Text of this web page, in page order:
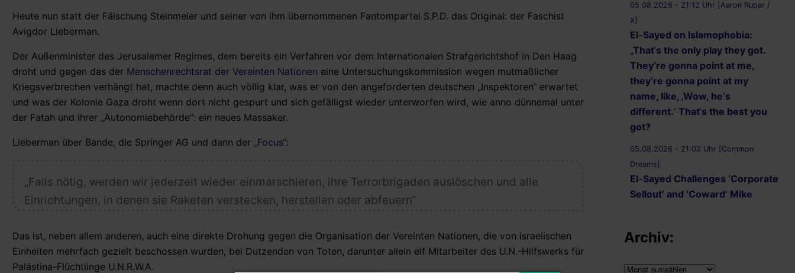
Heute nun statt der Fälschung Steinmeier und seiner von ihm übernommenen Fantompartei S.P.D. das Original: der Faschist
Avigdor Lieberman.
Der Außenminister des Jerusalemer Regimes, dem bereits ein Verfahren vor dem Internationalen Strafgerichtshof in Den Haag
droht und gegen das der Menschenrechtsrat der Vereinten Nationen eine Untersuchungskommission wegen mutmaßlicher
Kriegsverbrechen verhängt hat, machte denn auch völlig klar, was er von den angeforderten deutschen „Inspektoren“ erwartet
und was der Kolonie Gaza droht wenn dort nicht gespurt und sich gefälligst wieder unterworfen wird, wie anno dünnemal unter
der Fatah und ihrer „Autonomiebehörde“: ein neues Massaker.
Lieberman über Bande, die Springer AG und dann der „Focus“:
„Falls nötig, werden wirjederzeit wieder einmarschieren, ihre Terrorbrigaden auslöschen und alle
Einrichtungen, in denen sie Raketen verstecken, herstellen oder abfeuern“
Das ist, neben allem anderen, auch eine direkte Drohung gegen die Organisation der Vereinten Nationen, die von israelischen
Einheiten mehrfach gezielt beschossen wurden, bei Dutzenden von Toten, darunter allein elf Mitarbeiter des U.N.-Hilfswerks für
Palästina-Flüchtlinge U.N.R.W.A.
05.08.2026 - 21:12 Uhr [Aaron Rupar /
X]
El-Sayed on Islamophobia:
„That‘s the only play they got.
They‘re gonna point at me,
they‘re gonna point at my
name, like, ‚Wow, he‘s
different.‘ That‘s the best you
got?
05.08.2026 - 21:03 Uhr [Common
Dreams]
El-Sayed Challenges ‘Corporate
Sellout’ and ‘Coward’ Mike
05.08.2026 - 20:36 Uhr
Dr. Abdul El-Sayed Wins
Archiv:
Archiv: